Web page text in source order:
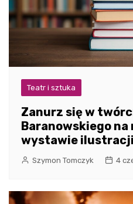
Teatr i sztuka
Zanurz się w
Baranowskiego na
wystawie ilustracji
Szymon Tomczyk 4